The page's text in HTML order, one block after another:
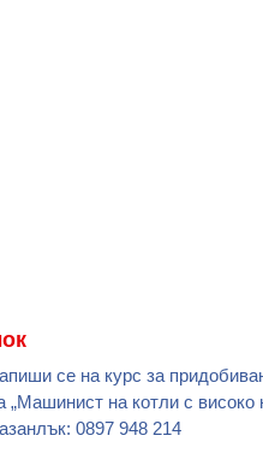
се на курс за
„Машинист на котли с
0897 948 214